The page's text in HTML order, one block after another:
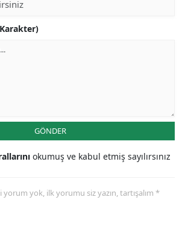
GÖNDER
okumuş ve kabul etmiş sayılırsınız
yok, ilk yorumu siz yazın, tartışalım *